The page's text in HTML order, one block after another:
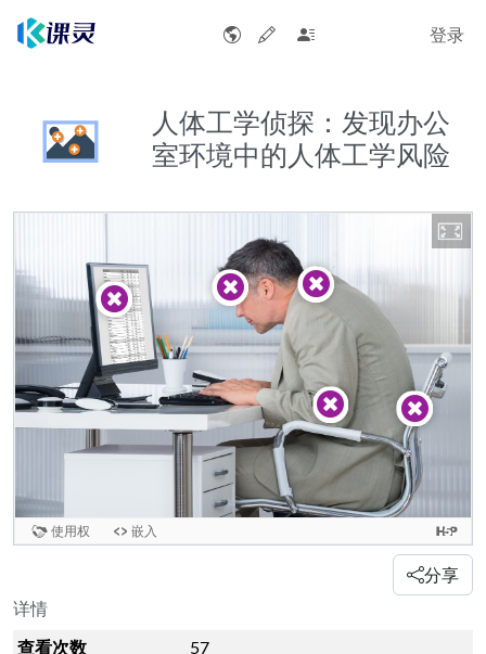
登录
人体工学侦探：发现办公
室环境中的人体工学风险
分享
详情
查看次数
57